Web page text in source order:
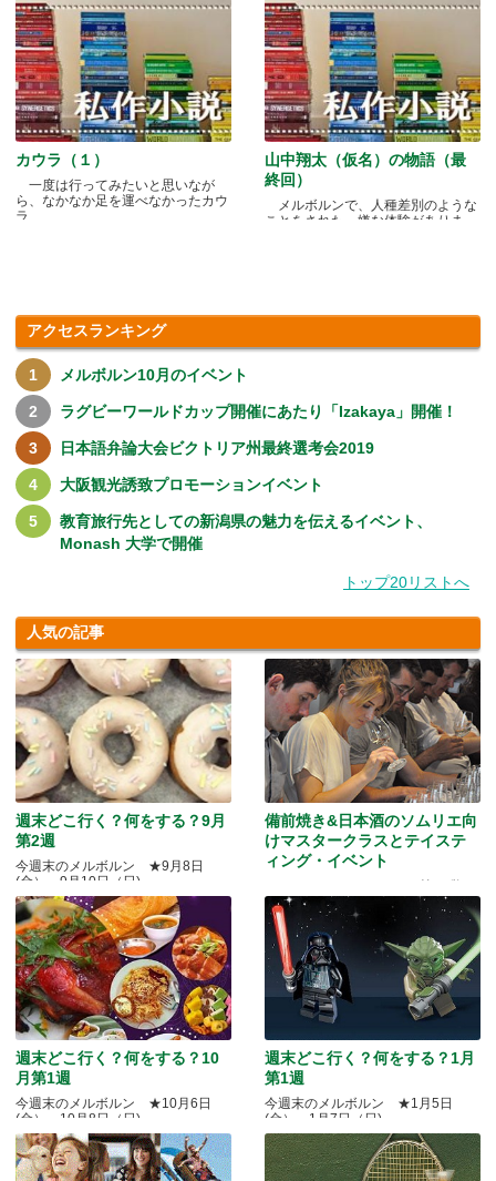
カウラ（１）
一度は行ってみたいと思いなが
ら、なかなか足を運べなかったカウ
ラ.....
山中翔太（仮名）の物語（最
終回）
メルボルンで、人種差別のような
ことをされた、嫌な体験がありま
アクセスランキング
メルボルン10月のイベント
ラグビーワールドカップ開催にあたり「Izakaya」開催！
日本語弁論大会ビクトリア州最終選考会2019
大阪観光誘致プロモーションイベント
教育旅行先としての新潟県の魅力を伝えるイベント、
Monash 大学で開催
トップ20リストへ
人気の記事
週末どこ行く？何をする？9月
第2週
今週末のメルボルン ★9月8日
(金）～9月10日（日)
備前焼き&日本酒のソムリエ向
けマスタークラスとテイステ
ィング・イベント
週末どこ行く？何をする？10
月第1週
今週末のメルボルン ★10月6日
(金）～10月8日（日)
週末どこ行く？何をする？1月
第1週
今週末のメルボルン ★1月5日
(金）～1月7日（日)